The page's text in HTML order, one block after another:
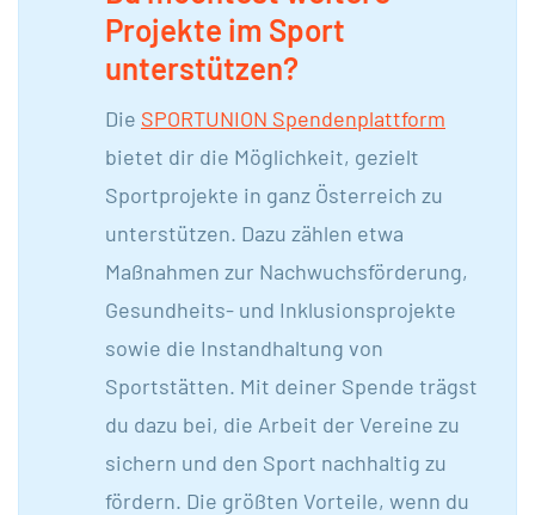
Projekte im Sport
unterstützen?
Die SPORTUNION Spendenplattform
bietet dir die Möglichkeit, gezielt
Sportprojekte in ganz Österreich zu
unterstützen. Dazu zählen etwa
Maßnahmen zur Nachwuchsförderung,
Gesundheits- und Inklusionsprojekte
sowie die Instandhaltung von
Sportstätten. Mit deiner Spende trägst
du dazu bei, die Arbeit der Vereine zu
sichern und den Sport nachhaltig zu
fördern. Die größten Vorteile, wenn du